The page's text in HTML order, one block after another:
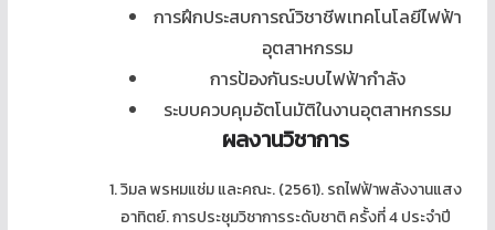
การฝึกประสบการณ์วิชาชีพเทคโนโลยีไฟฟ้า
อุตสาหกรรม
การป้องกันระบบไฟฟ้ากำลัง
ระบบควบคุมอัตโนมัติในงานอุตสาหกรรม
ผลงานวิชาการ
1. วิมล พรหมแช่ม และคณะ. (2561). รถไฟฟ้าพลังงานแสง
อาทิตย์. การประชุมวิชาการระดับชาติ ครั้งที่ 4 ประจำปี